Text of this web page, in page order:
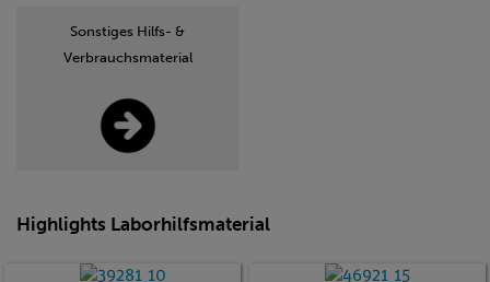
Sonstiges Hilfs- &
Verbrauchsmaterial
Highlights Laborhilfsmaterial